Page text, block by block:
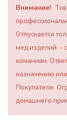
Внимание!
Отпускается
мед.изделий -
команиям.
назначению
Покупателе.
домашнего